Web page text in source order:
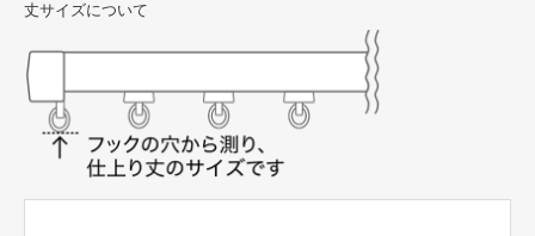
丈サイズについて